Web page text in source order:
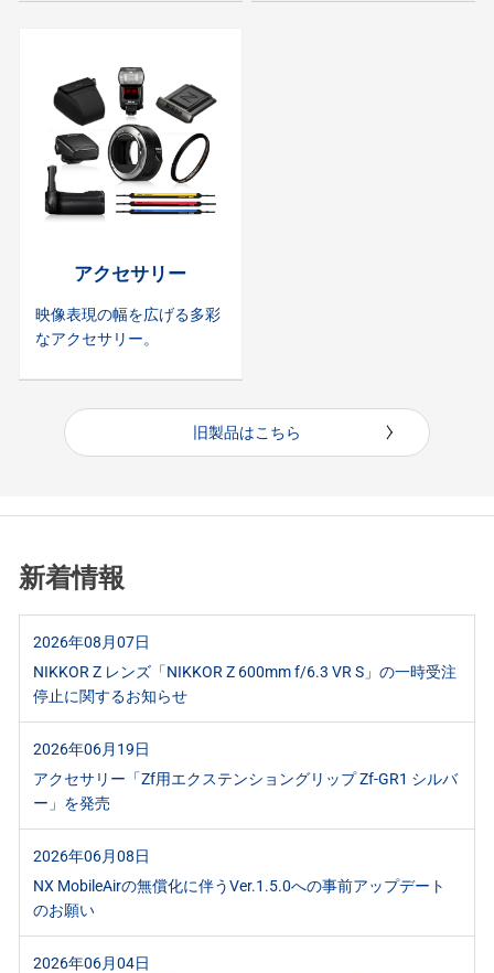
アクセサリー
映像表現の幅を広げる多彩
なアクセサリー。
旧製品はこちら
新着情報
2026年08月07日
NIKKOR Z レンズ「NIKKOR Z 600mm f/6.3 VR S」の一時受注
停止に関するお知らせ
2026年06月19日
アクセサリー「Zf用エクステンショングリップ Zf-GR1 シルバ
ー」を発売
2026年06月08日
NX MobileAirの無償化に伴うVer.1.5.0への事前アップデート
のお願い
2026年06月04日